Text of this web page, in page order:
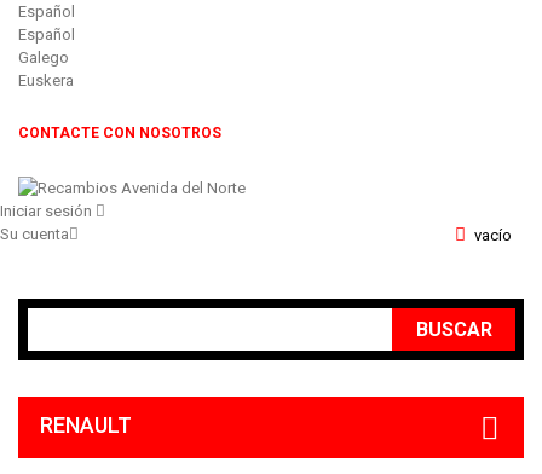
Español
Español
Galego
Euskera
CONTACTE CON NOSOTROS
vacío
Iniciar sesión
Su cuenta
BUSCAR
RENAULT